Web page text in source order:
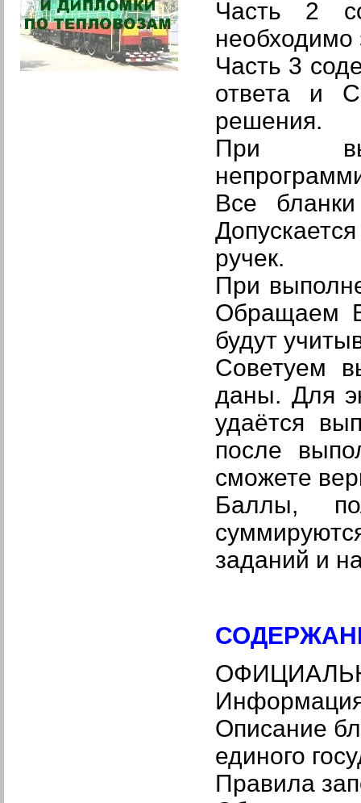
Часть 2
необходимо
Часть 3
ответа и
решения.
При
Все
ручек.
При
Обращаем
будут
Советуем
даны. Для
удаётся
после
сможете
Баллы,
заданий и
Информация
Описание
единого
Правила